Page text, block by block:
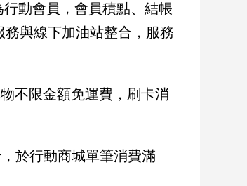
動會員，會員積點、結帳
與線下加油站整合，服務
不限金額免運費，刷卡消
於行動商城單筆消費滿